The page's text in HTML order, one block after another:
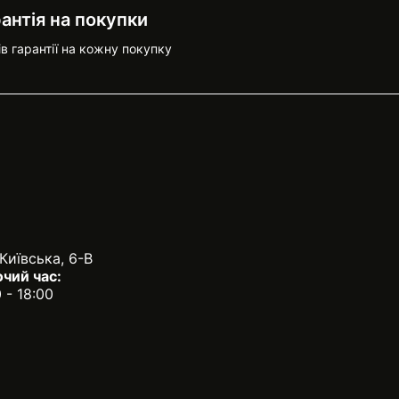
на покупки
гарантії на кожну покупку
6-В
час:
- 18:00